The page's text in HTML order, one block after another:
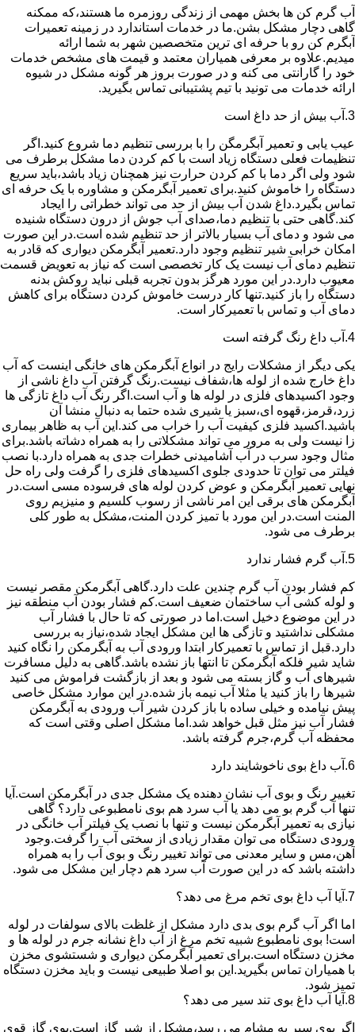
آب گرم کن ها بخش مهمی از زندگی روزمره ما هستند،که ممکنه
گاهی دچار مشکل بشن.ما در خدمات استاندارد در زمینه تعمیرات
آبگرم کن رو با حرفه ای ترین متخصصین شهر به شما ارائه
میدیم.علاوه بر معرفی همیاران معتمد و قیمت های مشخص خدمات
خود را گارانتی می کنه و در صورت بروز هر گونه مشکل در شیوه
ارائه خدمات می تونید با تیم پشتیبانی تماس بگیرید.
3.آب بیش از حد داغ است
عیب یابی و تعمیر آبگرمگن را با بررسی تنظیم دما شروع کنید.اگر
تنظیمات فعلی دستگاه زیاد است با کم کردن دما مشکل برطرف می
شود ولی اگر دما با کم کردن حرارت نیز همچنان زیاد باشد،باید سریع
دستگاه را خاموش کنید.برای تعمیر آبگرمکن و مشاوره با یک حرفه ای
تماس بگیرد.داغ شدن آب بیش از حد می تواند خطراتی را ایجاد
کند.گاهی حتی با تنظیم دما،صدای آب جوش از درون دستگاه شنیده
می شود و دمای آب بسیار بالاتر از حد تنظیم شده است.در این صورت
امکان خرابی شیر تنظیم وجود دارد.تعمیر آبگرمکن دیواری که قادر به
تنظیم دمای آب نیست یک کار تخصصی است که نیاز به تعویض قسمت
معیوب دارد.در این مورد هرگز بدون تجربه قبلی نباید روکش بدنه
دستگاه را باز کنید.تنها کار درست خاموش کردن دستگاه برای کاهش
دمای آب و تماس با تعمیرکار است.
4.آب داغ رنگ گرفته است
یکی دیگر از مشکلات رایج در انواع آبگرمکن های خانگی اینست که آب
داغ خارج شده از لوله ها،شفاف نیست.رنگ گرفتن آب داغ ناشی از
وجود اکسیدهای فلزی در لوله ها و آب است.اگر رنگ آب داغ تازگی ها
زرد،قرمز،قهوه ای،سبز یا شیری شده حتما به دنبال منشا آن
باشید.اکسید فلزی کیفیت آب را خراب می کند.این آب به ظاهر بیماری
زا نیست ولی به مرور می تواند مشکلاتی را به همراه دشاته باشد.برای
مثال وجود سرب در آب آشامیدنی خطرات جدی به همراه دارد.با نصب
فیلتر می توان تا حدودی جلوی اکسیدهای فلزی را گرفت ولی راه حل
نهایی تعمیر آبگرمکن و عوض کردن لوله های فرسوده مسی است.در
آبگرمکن های برقی این امر ناشی از رسوب کلسیم و منیزیم روی
المنت است.در این مورد با تمیز کردن المنت،مشکل به طور کلی
برطرف می شود.
5.آب گرم فشار ندارد
کم فشار بودن آب گرم چندین علت دارد.گاهی آبگرمکن مقصر نیست
و لوله کشی آب ساختمان ضعیف است.کم فشار بودن آب منطقه نیز
در این موضوع دخیل است.اما در صورتی که تا حال با فشار آب
مشکلی نداشتید و تازگی ها این مشکل ایجاد شده،نیاز به بررسی
دارد.قبل از تماس با تعمیرکار ابتدا ورودی آب به آبگرمکن را نگاه کنید
شاید شیر فلکه آبگرمکن تا انتها باز نشده باشد.گاهی به دلیل مسافرت
شیرهای آب و گاز بسته می شود و بعد از بازگشت فراموش می کنید
شیرها را باز کنید یا مثلا آب نیمه باز شده.در این موارد مشکل خاصی
پیش نیامده و خیلی ساده با باز کردن شیر آب ورودی به آبگرمکن
فشار آب نیز مثل قبل خواهد شد.اما مشکل اصلی وقتی است که
محفظه آب گرم،جرم گرفته باشد.
6.آب داغ بوی ناخوشایند دارد
تغییر رنگ و بوی آب نشان دهنده یک مشکل جدی در آبگرمکن است.آیا
تنها آب گرم بو می دهد یا آب سرد هم بوی نامطبوعی دارد؟ گاهی
نیازی به تعمیر آبگرمکن نیست و تنها با نصب یک فیلتر آب خانگی در
ورودی دستگاه می توان مقدار زیادی از سختی آب را گرفت.وجود
آهن،مس و سایر معدنی می تواند تغییر رنگ و بوی آب را به همراه
داشته باشد که در این صورت آب سرد هم دچار این مشکل می شود.
7.آیا آب داغ بوی تخم مرغ می دهد؟
اما اگر آب گرم بوی بدی دارد مشکل از غلظت بالای سولفات در لوله
است! بوی نامطبوع شبیه تخم مرغ از آب داغ نشانه جرم در لوله ها و
مخزن دستگاه است.برای تعمیر آبگرمکن دیواری و شستشوی مخزن
با همیاران تماس بگیرید.این بو اصلا طبیعی نیست و باید مخزن دستگاه
تمیز شود.
8.آیا آب داغ بوی تند سیر می دهد؟
اگر بوی سیر به مشام می رسد،مشکل از شیر گاز است.بوی گاز قوی